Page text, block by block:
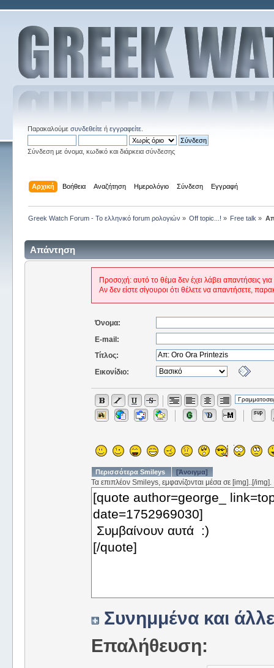
Παρακαλούμε συνδεθείτεή εγγραφείτε.
Σύνδεση με όνομα, κωδικό και διάρκεια σύνδεσης
Αρχική Βοήθεια Αναζήτηση Ημερολόγιο Σύνδεση Εγγραφή
Greek Watch Forum - Το ελληνικό forum ρολογιών » Off topic...! » Free talk »
Απάντηση
Προσοχή: αυτό το θέμα δεν έχει λάβει απαντήσεις
Αν δεν είστε σίγουροι ότι θέλετε να απαντήσετε,
Όνομα:
E-mail:
Τίτλος:
Εικονίδιο:
Περισσότερα Smileys [Άνοιγμα]
Τα επιπλέον Smileys, εμφανίζονται μέσα σε [img]..[/img].
Συνημμένα και
Επαλήθευση: